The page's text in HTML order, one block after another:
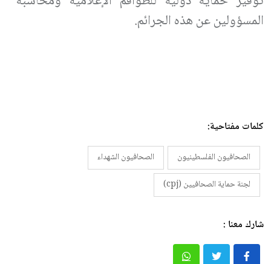
المسؤولين عن هذه الجرائم.
كلمات مفتاحية:
الصحافيون الفلسطينيون
الصحافيون الشهداء
لجنة حماية الصحافيين (cpj)
شارك معنا :